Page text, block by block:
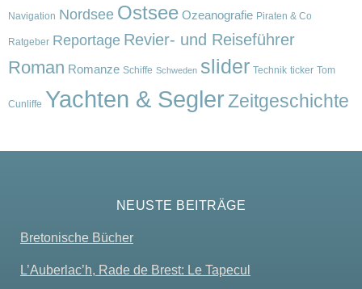
Navigation Nordsee Ostsee Ozeanografie Piraten & Co
Ratgeber Reportage Revier- und Reiseführer
Roman Romanze Schiffe Schweden slider Technik ticker Tom
Cunliffe Yachten & SeglerZeitgeschichte
NEUSTE BEITRÄGE
Bretonische Bücher
L’Auberlac’h, Rade de Brest: Le Tapecul